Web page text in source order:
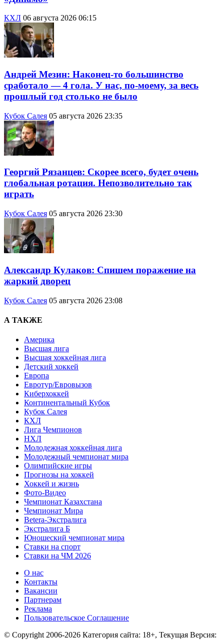
КХЛ 06 августа 2026 06:15
Андрей Мезин: Наконец-то большинство
сработало — 4 гола. У нас, по-моему, за весь
прошлый год столько не было
Кубок Салея 05 августа 2026 23:35
Георгий Рязанцев: Скорее всего, будет очень
глобальная ротация. Непозволительно так
играть
Кубок Салея 05 августа 2026 23:30
Александр Кулаков: Спишем поражение на
жаркий дворец
Кубок Салея 05 августа 2026 23:08
А ТАКЖЕ
Америка
Высшая лига
Высшая хоккейная лига
Детский хоккей
Европа
Евротур/Евровызов
Киберхоккей
Континентальный Кубок
Кубок Салея
КХЛ
Лига Чемпионов
НХЛ
Молодежная хоккейная лига
Молодежный чемпионат мира
Олимпийские игры
Прогнозы на хоккей
Хоккей и жизнь
Фото-Видео
Чемпионат Казахстана
Чемпионат Мира
Betera-Экстралига
Экстралига Б
Юношеский чемпионат мира
Ставки на спорт
Ставки на ЧМ 2026
О нас
Контакты
Вакансии
Партнерам
Реклама
Пользовательское Соглашение
© Copyright 2006-2026 Категория сайта: 18+, Текущая Версия: